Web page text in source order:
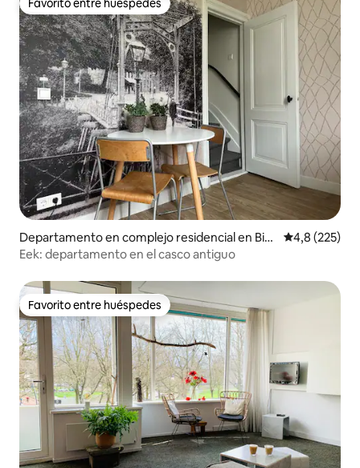
Favorito entre huéspedes
Favorito entre huéspedes
Departamento en complejo residencial en Bin
nenstad-Zuid
Calificación
4,8 (225)
Eek: departamento en el casco antiguo
Favorito entre huéspedes
Favorito entre huéspedes